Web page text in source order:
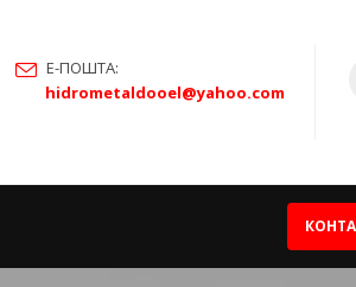
Е-ПОШТА:
hidrometaldooel@yahoo.com